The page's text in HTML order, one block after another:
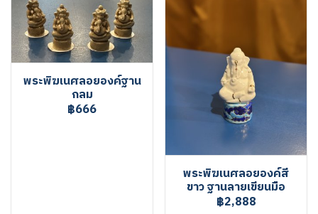
พระพิฆเนศลอยองค์ฐาน
กลม
฿666
พระพิฆเนศลอยองค์สี
ขาว ฐานลายเขียนมือ
฿2,888